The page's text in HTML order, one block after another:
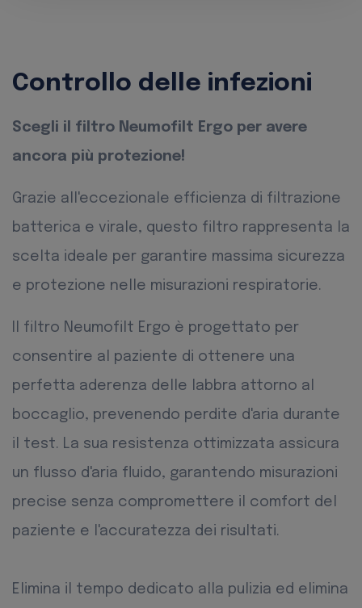
Controllo delle infezioni
Scegli il filtro Neumofilt Ergo per avere
ancora più protezione!
Grazie all'eccezionale efficienza di filtrazione
batterica e virale, questo filtro rappresenta la
scelta ideale per garantire massima sicurezza
e protezione nelle misurazioni respiratorie.
Il filtro Neumofilt Ergo è progettato per
consentire al paziente di ottenere una
perfetta aderenza delle labbra attorno al
boccaglio, prevenendo perdite d'aria durante
il test. La sua resistenza ottimizzata assicura
un flusso d'aria fluido, garantendo misurazioni
precise senza compromettere il comfort del
paziente e l'accuratezza dei risultati.
Elimina il tempo dedicato alla pulizia ed elimina